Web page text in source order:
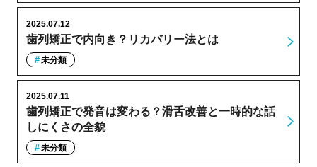
歯列矯正で内向き？リカバリー法とは
2025.07.12
未分類
歯列矯正で発音は変わる？滑舌改善と一時的な話
しにくさの全貌
2025.07.11
未分類